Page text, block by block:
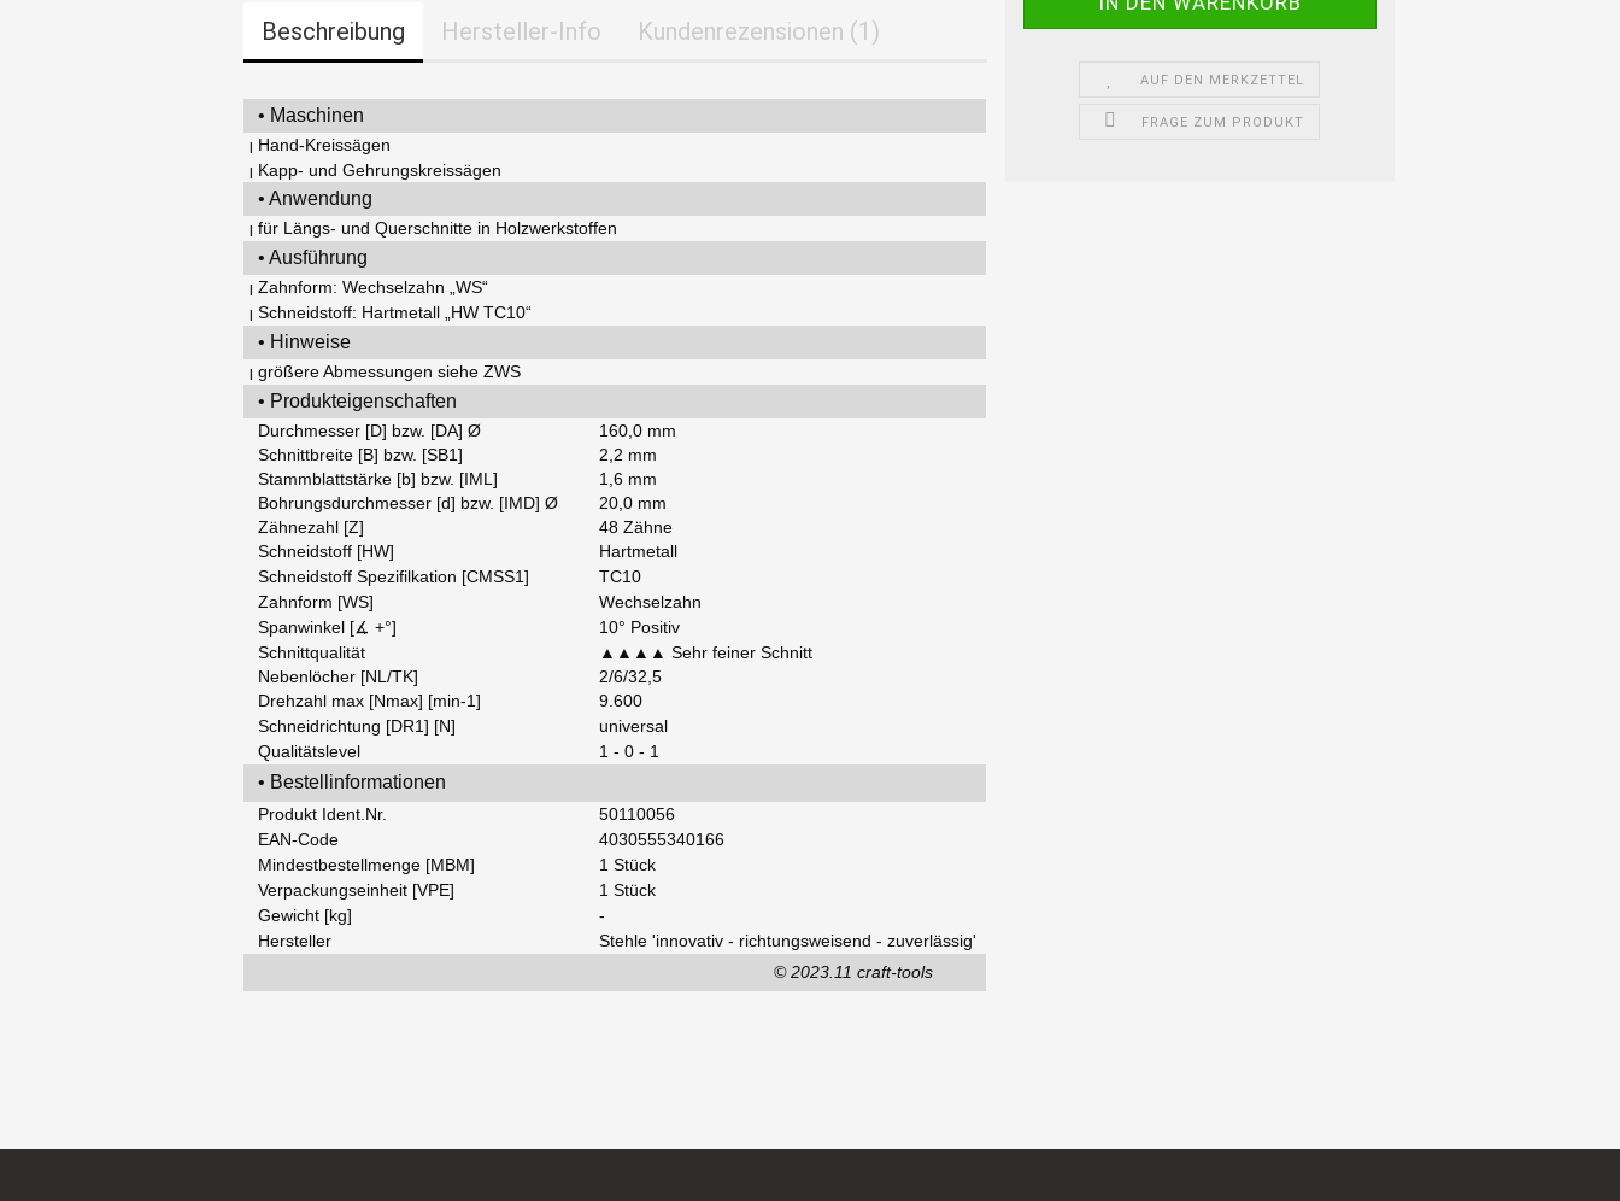
AUF DEN MERKZETTEL
FRAGE ZUM PRODUKT
Beschreibung Hersteller-Info Kundenrezensionen (1)
• Maschinen
| Hand-Kreissägen
| Kapp- und Gehrungskreissägen
• Anwendung
| für Längs- und Querschnitte in Holzwerkstoffen
• Ausführung
| Zahnform: Wechselzahn „WS“
| Schneidstoff: Hartmetall „HW TC10“
• Hinweise
| größere Abmessungen siehe ZWS
• Produkteigenschaften
Durchmesser [D] bzw. [DA] Ø
160,0 mm
Schnittbreite [B] bzw. [SB1]
2,2 mm
Stammblattstärke [b] bzw. [IML]
1,6 mm
Bohrungsdurchmesser [d] bzw. [IMD] Ø
20,0 mm
Zähnezahl [Z]
48 Zähne
Schneidstoff [HW]
Hartmetall
Schneidstoff Spezifilkation [CMSS1]
TC10
Zahnform [WS]
Wechselzahn
Spanwinkel [∡ +°]
10° Positiv
Schnittqualität
▲▲▲▲ Sehr feiner Schnitt
Nebenlöcher [NL/TK]
2/6/32,5
Drehzahl max [Nmax] [min-1]
9.600
Schneidrichtung [DR1] [N]
universal
Qualitätslevel
1 - 0 - 1
• Bestellinformationen
Produkt Ident.Nr.
50110056
EAN-Code
4030555340166
Mindestbestellmenge [MBM]
1 Stück
Verpackungseinheit [VPE]
1 Stück
Gewicht [kg]
-
Hersteller
Stehle 'innovativ - richtungsweisend - zuverlässig'
© 2023.11 craft-tools